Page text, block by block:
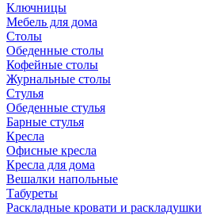
Ключницы
Мебель для дома
Столы
Обеденные столы
Кофейные столы
Журнальные столы
Стулья
Обеденные стулья
Барные стулья
Кресла
Офисные кресла
Кресла для дома
Вешалки напольные
Табуреты
Раскладные кровати и раскладушки